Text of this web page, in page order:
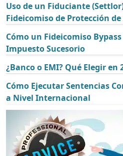
Uso de un Fiduciante
Fideicomiso de Protección
Cómo un Fideicomiso
Impuesto Sucesorio
¿Banco o EMI? Qué Elegir en
Cómo Ejecutar Sentencias
a Nivel Internacional